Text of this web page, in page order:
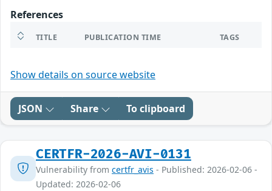
References
TITLE PUBLICATION TIME TAGS
Show details on source website
JSON Share To clipboard
CERTFR-2026-AVI-0131
Vulnerability from certfr_avis - Published: 2026-02-06 -
Updated: 2026-02-06